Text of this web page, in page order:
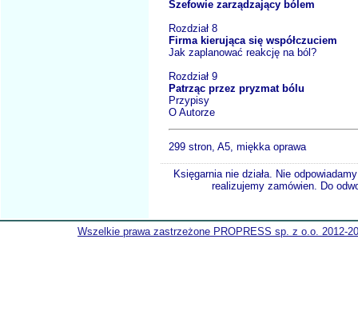
Szefowie zarządzający bólem
Rozdział 8
Firma kierująca się współczuciem
Jak zaplanować reakcję na ból?
Rozdział 9
Patrząc przez pryzmat bólu
Przypisy
O Autorze
299 stron, A5, miękka oprawa
Księgarnia nie działa. Nie
realizujemy zamówien. Do
Wszelkie prawa zastrzeżone PROPRESS sp. z o.o. 2012-